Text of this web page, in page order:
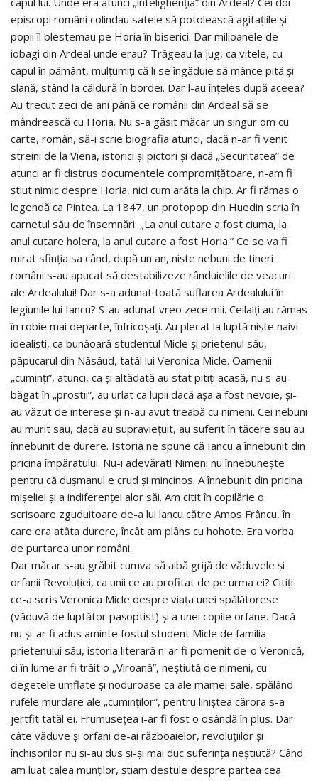
episcopi români colindau satele să potolească agitațiile și
popii îl blestemau pe Horia în biserici. Dar milioanele de
iobagi din Ardeal unde erau? Trăgeau la jug, ca vitele, cu
capul în pământ, mulțumiți că li se îngăduie să mânce pită și
slană, stând la căldură în bordei. Dar l-au înțeles după aceea?
Au trecut zeci de ani până ce românii din Ardeal să se
mândrească cu Horia. Nu s-a găsit măcar un singur om cu
carte, român, să-i scrie biografia atunci, dacă n-ar fi venit
streini de la Viena, istorici și pictori și dacă „Securitatea” de
atunci ar fi distrus documentele compromițătoare, n-am fi
știut nimic despre Horia, nici cum arăta la chip. Ar fi rămas o
legendă ca Pintea. La 1847, un protopop din Huedin scria în
carnetul său de însemnări: „La anul cutare a fost ciuma, la
anul cutare holera, la anul cutare a fost Horia.” Ce se va fi
mirat sfinția sa când, după un an, niște nebuni de tineri
români s-au apucat să destabilizeze rânduielile de veacuri
ale Ardealului! Dar s-a adunat toată suflarea Ardealului în
legiunile lui Iancu? S-au adunat vreo zece mii. Ceilalți au rămas
în robie mai departe, înfricoșați. Au plecat la luptă niște naivi
idealiști, ca bunăoară studentul Micle și prietenul său,
păpucarul din Năsăud, tatăl lui Veronica Micle. Oamenii
„cuminți”, atunci, ca și altădată au stat pitiți acasă, nu s-au
băgat în „prostii”, au urlat ca lupii dacă așa a fost nevoie, și-
au văzut de interese și n-au avut treabă cu nimeni. Cei nebuni
au murit sau, dacă au supraviețuit, au suferit în tăcere sau au
înnebunit de durere. Istoria ne spune că Iancu a înnebunit din
pricina împăratului. Nu-i adevărat! Nimeni nu înnebunește
pentru că dușmanul e crud și mincinos. A înnebunit din pricina
mișeliei și a indiferenței alor săi. Am citit în copilărie o
scrisoare zguduitoare de-a lui lancu către Amos Frâncu, în
care era atâta durere, încât am plâns cu hohote. Era vorba
de purtarea unor români.
Dar măcar s-au grăbit cumva să aibă grijă de văduvele și
orfanii Revoluției, ca unii ce au profitat de pe urma ei? Citiți
ce-a scris Veronica Micle despre viața unei spălătorese
(văduvă de luptător pașoptist) și a unei copile orfane. Dacă
nu și-ar fi adus aminte fostul student Micle de familia
prietenului său, istoria literară n-ar fi pomenit de-o Veronică,
ci în lume ar fi trăit o „Viroană”, neștiută de nimeni, cu
degetele umflate și noduroase ca ale mamei sale, spălând
rufele murdare ale „cuminților”, pentru liniștea cărora s-a
jertfit tatăl ei. Frumusețea i-ar fi fost o osândă în plus. Dar
câte văduve și orfani de-ai războaielor, revoluțiilor și
închisorilor nu și-au dus și-și mai duc suferința neștiută? Când
am luat calea munților, știam destule despre partea cea